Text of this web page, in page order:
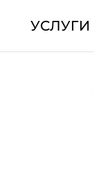
УСЛУГИ